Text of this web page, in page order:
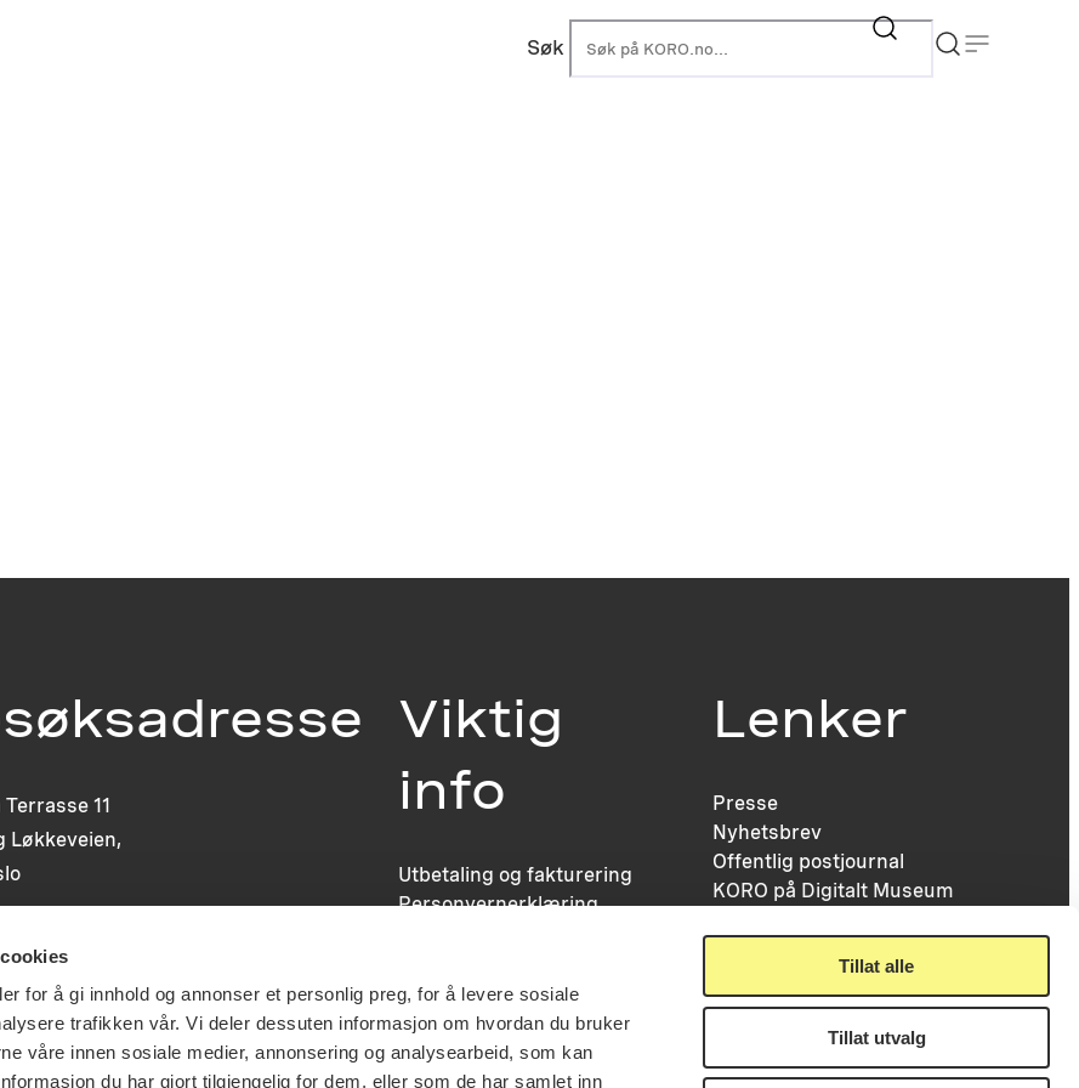
for å gi innhold og annonser et personlig preg, for å levere sosiale
trafikken vår. Vi deler dessuten informasjon om hvordan du bruker
våre innen sosiale medier, annonsering og analysearbeid, som kan
du har gjort tilgjengelig for dem, eller som de har samlet inn
Tillat alle
Tillat utvalg
Søk
11
Løkkeveien,
Viktig
info
Utbetaling og fakturering
Personvernerklæring
Last ned logo
Lenker
Presse
Nyhetsbrev
Offentlig postjournal
KORO på Digitalt Museum